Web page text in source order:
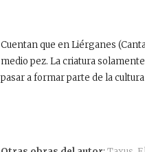
Cuentan que en Liérganes
medio pez. La criatura
pasar a formar parte de la